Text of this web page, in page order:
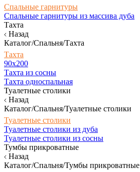
Спальные гарнитуры
Спальные гарнитуры из массива дуба
Тахта
Назад
Каталог/Спальня/Тахта
Тахта
90х200
Тахта из сосны
Тахта односпальная
Туалетные столики
Назад
Каталог/Спальня/Туалетные столики
Туалетные столики
Туалетные столики из дуба
Туалетные столики из сосны
Тумбы прикроватные
Назад
Каталог/Спальня/Тумбы прикроватные